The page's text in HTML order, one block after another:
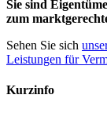
Sie sind
zum
Sehen Sie sich
Leistungen für
Kurzinfo